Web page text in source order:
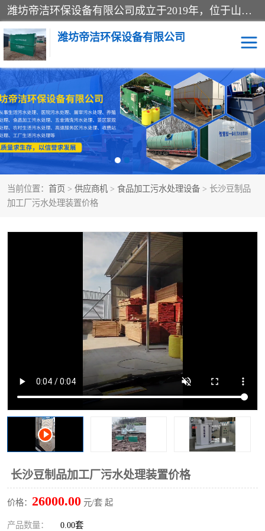
潍坊帝洁环保设备有限公司成立于2019年，位于山东省潍坊市潍城经济开发区；公司专注于环境保护专用设备及配件的研发、生产、安装与销售，同时涉及医用消毒设备、机电设备和仪器仪表的销售。此外，公司提供环保工程施工、环保技术研发与转让、技术服务以及环境工程专项设计服务，致力于为客户提供全面的环保解决方案，助力绿色可持续发展。
潍坊帝洁环保设备有限公司
当前位置： 首页 > 供应商机 > 食品加工污水处理设备 > 长沙豆制品
加工厂污水处理装置价格
长沙豆制品加工厂污水处理装置价格
价格： 26000.00 元/套 起
产品数量： 0.00套
一体化提升泵站 屠宰肉食品加工污水处理
设备
一体化生活污水处理设备 学校污水处理设备
医院污水处理设备 喷涂废水油墨废水
玻璃钢一体化污水处理设 水性涂料加工污水处理设
洗涤污水处理设备
洗车废水处理设备 实验室污水处理设备
平流式溶气气浮机 风景区旅游景点污水处理
设备
高速服务区收费站污水处 微动力生化污水处理设备
海鲜加工污水处理设备 蒸发器设备价格
客运站污水处理设备 航站楼厕所污水处理设备
UASB厌氧塔 加油站油田景点旅游区污
水处理设备
风电场变电站污水处理设
备
叠螺污泥脱水机
疾控中心一体化设备处理 一体化净北槽污水处理设
餐具消毒污水处理设备